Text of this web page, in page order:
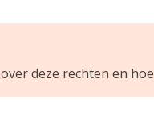
deze rechten en